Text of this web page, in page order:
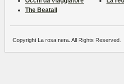
The Beatall
Copyright La rosa nera. All Rights Reserved.